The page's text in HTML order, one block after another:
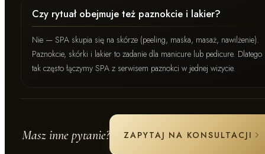
Czy rytuał obejmuje też paznokcie i lakier?
Nie — SPA skupia się na skórze (peeling, maska, masaż, nawilżenie).
Paznokcie, skórki i lakier to zadanie dla manicure lub pedicure. Dlatego
tak często łączymy SPA z serwisem paznokci w jednej wizycie.
Masz inne pytanie? ZAPYTAJ NA KONSULTACJI